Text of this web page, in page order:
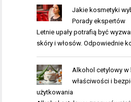
Jakie kosmetyki
Porady ekspertów
Letnie upały potrafią być
skóry i włosów. Odpowiednie
Alkohol cetylowy w
właściwości i
użytkowania